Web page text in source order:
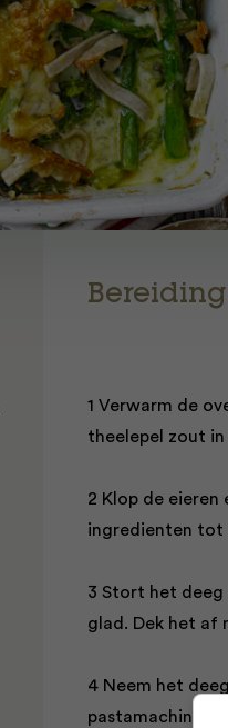
Bereiding
1 Verwarm de
theelepel zout in
2 Klop de
ingredienten tot
3 Stort het deeg
glad. Dek het af
4 Neem het
pastamachine